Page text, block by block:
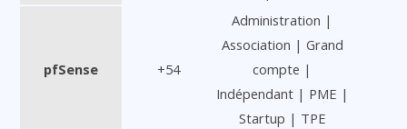
pfSense +54
Administration |
Association | Grand
compte |
Indépendant | PME |
Startup | TPE